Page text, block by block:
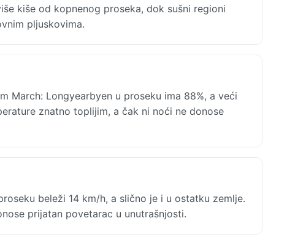
kiše od kopnenog proseka, dok sušni regioni
pljuskovima.
March: Longyearbyen u proseku ima 88%, a veći
znatno toplijim, a čak ni noći ne donose
beleži 14 km/h, a slično je i u ostatku zemlje.
prijatan povetarac u unutrašnjosti.